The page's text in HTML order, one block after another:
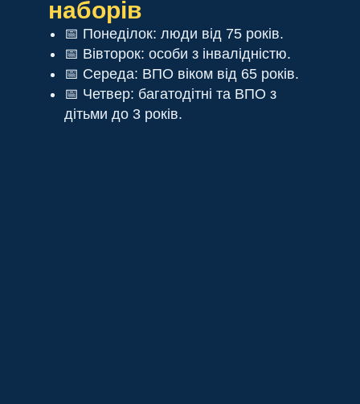
наборів
📅 Понеділок: люди від 75 років.
📅 Вівторок: особи з інвалідністю.
📅 Середа: ВПО віком від 65 років.
📅 Четвер: багатодітні та ВПО з
дітьми до 3 років.